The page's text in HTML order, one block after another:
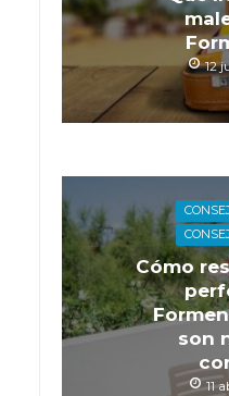
12
Cómo
son
11